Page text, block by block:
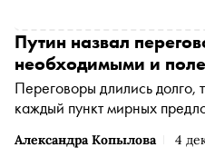
Александра Копылова 4
Путин назвал
необходимыми и
Переговоры длились долго,
каждый пункт мирных